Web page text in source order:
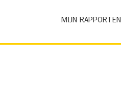
MIJN RAPPORTEN